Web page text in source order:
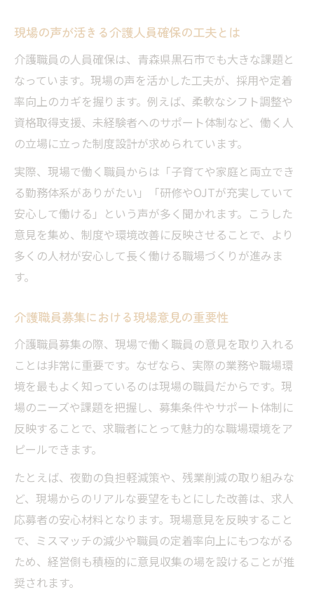
現場の声が活きる介護人員確保の工夫とは
介護職員の人員確保は、青森県黒石市でも大きな課題と
なっています。現場の声を活かした工夫が、採用や定着
率向上のカギを握ります。例えば、柔軟なシフト調整や
資格取得支援、未経験者へのサポート体制など、働く人
の立場に立った制度設計が求められています。
実際、現場で働く職員からは「子育てや家庭と両立でき
る勤務体系がありがたい」「研修やOJTが充実していて
安心して働ける」という声が多く聞かれます。こうした
意見を集め、制度や環境改善に反映させることで、より
多くの人材が安心して長く働ける職場づくりが進みま
す。
介護職員募集における現場意見の重要性
介護職員募集の際、現場で働く職員の意見を取り入れる
ことは非常に重要です。なぜなら、実際の業務や職場環
境を最もよく知っているのは現場の職員だからです。現
場のニーズや課題を把握し、募集条件やサポート体制に
反映することで、求職者にとって魅力的な職場環境をア
ピールできます。
たとえば、夜勤の負担軽減策や、残業削減の取り組みな
ど、現場からのリアルな要望をもとにした改善は、求人
応募者の安心材料となります。現場意見を反映すること
で、ミスマッチの減少や職員の定着率向上にもつながる
ため、経営側も積極的に意見収集の場を設けることが推
奨されます。